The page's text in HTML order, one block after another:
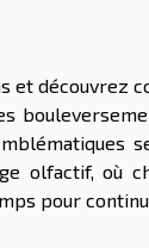
et découvrez
olfactif, où
pour